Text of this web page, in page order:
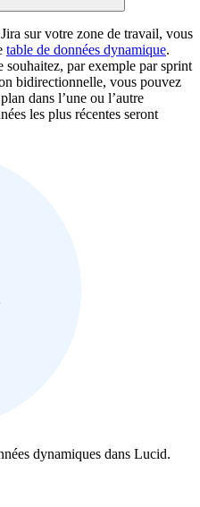
sur votre zone de travail, vous
table de données dynamique.
par exemple par sprint
bidirectionnelle, vous pouvez
dans l’une ou l’autre
les plus récentes seront
dynamiques dans Lucid.